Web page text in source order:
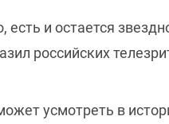
и остается
российских
усмотреть в